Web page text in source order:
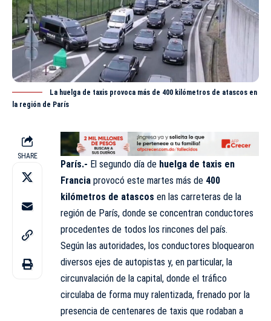
La huelga de taxis provoca más de 400 kilómetros de atascos en
la región de París
SHARE
París.- El segundo día de huelga de taxis en
Francia provocó este martes más de 400
kilómetros de atascos en las carreteras de la
región de París, donde se concentran conductores
procedentes de todos los rincones del país.
Según las autoridades, los conductores bloquearon
diversos ejes de autopistas y, en particular, la
circunvalación de la capital, donde el tráfico
circulaba de forma muy ralentizada, frenado por la
presencia de centenares de taxis que rodaban a